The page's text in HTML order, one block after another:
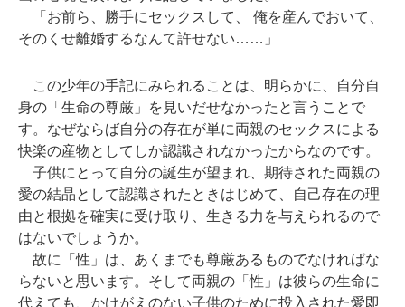
「お前ら、勝手にセックスして、 俺を産んでおいて、
そのくせ離婚するなんて許せない……」
この少年の手記にみられることは、明らかに、自分自
身の「生命の尊厳」を見いだせなかったと言うことで
す。なぜならば自分の存在が単に両親のセックスによる
快楽の産物としてしか認識されなかったからなのです。
子供にとって自分の誕生が望まれ、期待された両親の
愛の結晶として認識されたときはじめて、自己存在の理
由と根拠を確実に受け取り、生きる力を与えられるので
はないでしょうか。
故に「性」は、あくまでも尊厳あるものでなければな
らないと思います。そして両親の「性」は彼らの生命に
代えても、かけがえのない子供のために投入された愛即